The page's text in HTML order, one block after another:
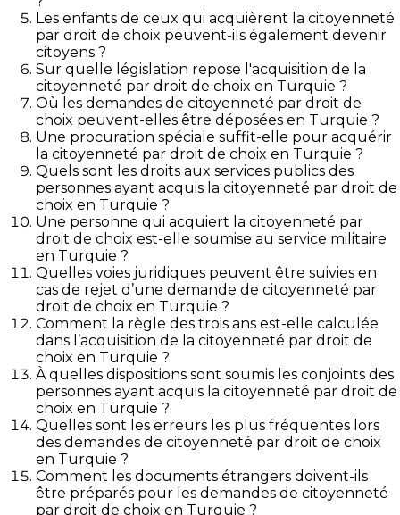
Les enfants de ceux qui acquièrent la citoyenneté
par droit de choix peuvent-ils également devenir
citoyens ?
Sur quelle législation repose l'acquisition de la
citoyenneté par droit de choix en Turquie ?
Où les demandes de citoyenneté par droit de
choix peuvent-elles être déposées en Turquie ?
Une procuration spéciale suffit-elle pour acquérir
la citoyenneté par droit de choix en Turquie ?
Quels sont les droits aux services publics des
personnes ayant acquis la citoyenneté par droit de
choix en Turquie ?
Une personne qui acquiert la citoyenneté par
droit de choix est-elle soumise au service militaire
en Turquie ?
Quelles voies juridiques peuvent être suivies en
cas de rejet d’une demande de citoyenneté par
droit de choix en Turquie ?
Comment la règle des trois ans est-elle calculée
dans l’acquisition de la citoyenneté par droit de
choix en Turquie ?
À quelles dispositions sont soumis les conjoints des
personnes ayant acquis la citoyenneté par droit de
choix en Turquie ?
Quelles sont les erreurs les plus fréquentes lors
des demandes de citoyenneté par droit de choix
en Turquie ?
Comment les documents étrangers doivent-ils
être préparés pour les demandes de citoyenneté
par droit de choix en Turquie ?